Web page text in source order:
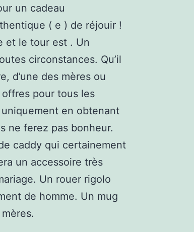
un cadeau
( e ) de réjouir !
et le tour est . Un
circonstances. Qu’il
d’une des mères ou
offres pour tous les
en obtenant
ne ferez pas bonheur.
caddy qui certainement
un accessoire très
Un rouer rigolo
de homme. Un mug